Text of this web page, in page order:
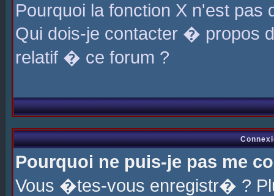
Pourquoi la fonction X n'est pas
Qui dois-je contacter � propos
relatif � ce forum ?
Pourquoi ne puis-je pas me
Vous �tes-vous enregistr� ?